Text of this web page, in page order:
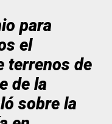
para
el
terrenos de
de la
sobre la